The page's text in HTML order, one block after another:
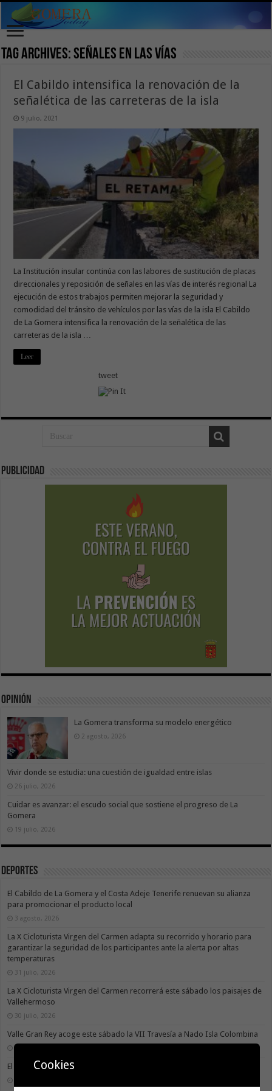
Tag Archives:señales en las vías
El Cabildo intensifica la renovación de la
señalética de las carreteras de la isla
9 julio, 2021
La Institución insular continúa con las labores de sustitución de placas
direccionales y reposición de señales en las vías de interés regional La
ejecución de estos trabajos permiten mejorar la seguridad y
comodidad del tránsito de vehículos por las vías de la isla El Cabildo
de La Gomera intensifica la renovación de la señalética de las
carreteras de la isla …
Leer
tweet
Publicidad
Opinión
La Gomera transforma su modelo energético
2 agosto, 2026
Vivir donde se estudia: una cuestión de igualdad entre islas
26 julio, 2026
Cuidar es avanzar: el escudo social que sostiene el progreso de La
Gomera
19 julio, 2026
Deportes
El Cabildo de La Gomera y el Costa Adeje Tenerife renuevan su alianza
para promocionar el producto local
3 agosto, 2026
La X Cicloturista Virgen del Carmen adapta su recorrido y horario para
garantizar la seguridad de los participantes ante la alerta por altas
temperaturas
31 julio, 2026
La X Cicloturista Virgen del Carmen recorrerá este sábado los paisajes de
Vallehermoso
30 julio, 2026
Valle Gran Rey acoge este sábado la VII Travesía a Nado Isla Colombina
El II torneo Autonómico Gomahara Beach Vóley ya tiene fecha
Cookies